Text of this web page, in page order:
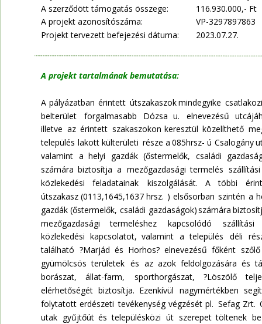
A szerződött támogatás összege:
116.930.000,- Ft
A projekt azonosítószáma:
VP-3297897863
Projekt tervezett befejezési dátuma:
2023.07.27.
A projekt tartalmának bemutatása:
A pályázatban érintett útszakaszok mindegyike
belterület forgalmasabb Dózsa u. elnevezésű
illetve az érintett szakaszokon keresztül közelíthető
település lakott külterületi része a 085hrsz- ú Csalogány
valamint a helyi gazdák (őstermelők, családi
számára biztosítja a mezőgazdasági termelés
közlekedési feladatainak kiszolgálását. A többi
útszakasz (0113,1645,1637 hrsz. ) elsősorban szintén a
gazdák (őstermelők, családi gazdaságok) számára
mezőgazdasági termeléshez kapcsolódó
közlekedési kapcsolatot, valamint a település déli
található ?Marjád és Horhos? elnevezésű főként
gyümölcsös területek és az azok feldolgozására és
borászat, állat-farm, sporthorgászat, ?Löszölő
elérhetőségét biztosítja. Ezenkívül nagymértékben
folytatott erdészeti tevékenység végzését pl. Sefag Zrt.
utak gyűjtőút és településközi út szerepet töltenek